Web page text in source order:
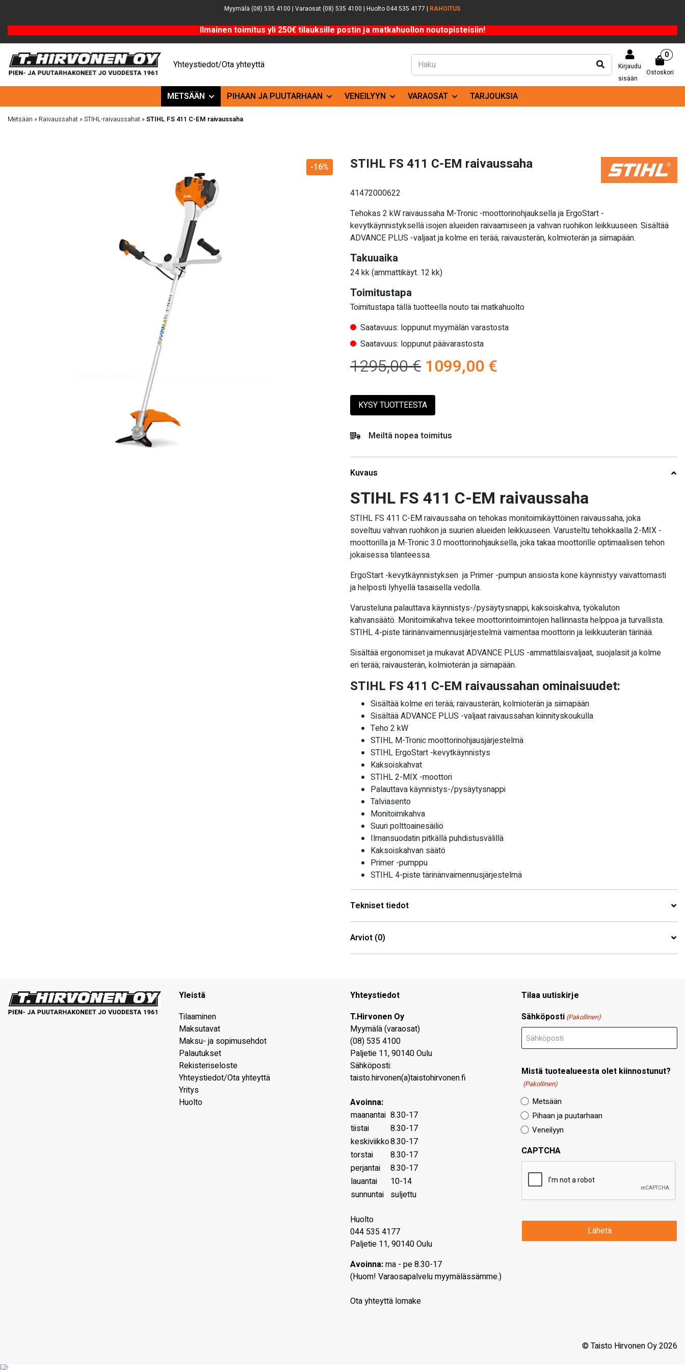
Myymälä (08) 535 4100 | Varaosat (08) 535 4100 | Huolto 044 535 4177 | RAHOITUS
Ilmainen toimitus yli 250€ tilauksille postin ja matkahuollon noutopisteisiin!
Yhteystiedot/Ota yhteyttä
Kirjaudu
sisään
Ostoskori
0
METSÄÄN PIHAAN JA PUUTARHAAN VENEILYYN VARAOSAT TARJOUKSIA
Metsään » Raivaussahat »STIHL-raivaussahat »STIHL FS 411 C-EM raivaussaha
-16% STIHL FS 411 C-EM raivaussaha
41472000622
Tehokas 2 kW raivaussaha M-Tronic -moottorinohjauksella ja ErgoStart -
kevytkäynnistyksellä isojen alueiden raivaamiseen ja vahvan ruohikon leikkuuseen. Sisältää
ADVANCE PLUS -valjaat ja kolme eri terää; raivausterän, kolmioterän ja siimapään.
Takuuaika
24 kk (ammattikäyt. 12 kk)
Toimitustapa
Toimitustapa tällä tuotteella nouto tai matkahuolto
Saatavuus: loppunut myymälän varastosta
Saatavuus: loppunut päävarastosta
1295,00€ Alkuperäinen
hinta
oli:
1295,00 €.
1099,00 €
KYSY TUOTTEESTA
Meiltä nopea toimitus
Kuvaus
STIHL FS 411 C-EM raivaussaha
STIHL FS 411 C-EM raivaussaha on tehokas monitoimikäyttöinen raivaussaha, joka
soveltuu vahvan ruohikon ja suurien alueiden leikkuuseen. Varusteltu tehokkaalla 2-MIX -
moottorilla ja M-Tronic 3.0 moottorinohjauksella, joka takaa moottorille optimaalisen tehon
jokaisessa tilanteessa.
ErgoStart -kevytkäynnistyksen ja Primer -pumpun ansiosta kone käynnistyy vaivattomasti
ja helposti lyhyellä tasaisella vedolla.
Varusteluna palauttava käynnistys-/pysäytysnappi, kaksoiskahva, työkaluton
kahvansäätö. Monitoimikahva tekee moottorintoimintojen hallinnasta helppoa ja turvallista.
STIHL 4-piste tärinänvaimennusjärjestelmä vaimentaa moottorin ja leikkuuterän tärinää.
Sisältää ergonomiset ja mukavat ADVANCE PLUS -ammattilaisvaljaat, suojalasit ja kolme
eri terää; raivausterän, kolmioterän ja siimapään.
STIHL FS 411 C-EM raivaussahan ominaisuudet:
Sisältää kolme eri terää; raivausterän, kolmioterän ja siimapään
Sisältää ADVANCE PLUS -valjaat raivaussahan kiinnityskoukulla
Teho 2 kW
STIHL M-Tronic moottorinohjausjärjestelmä
STIHL ErgoStart -kevytkäynnistys
Kaksoiskahvat
STIHL 2-MIX -moottori
Palauttava käynnistys-/pysäytysnappi
Talviasento
Monitoimikahva
Suuri polttoainesäiliö
Ilmansuodatin pitkällä puhdistusvälillä
Kaksoiskahvan säätö
Primer -pumppu
STIHL 4-piste tärinänvaimennusjärjestelmä
Tekniset tiedot
Arviot (0)
Yleistä
Tilaaminen
Maksutavat
Maksu- ja sopimusehdot
Palautukset
Rekisteriseloste
Yhteystiedot/Ota yhteyttä
Yritys
Huolto
Yhteystiedot
T.Hirvonen Oy
Myymälä (varaosat)
(08) 535 4100
Paljetie 11,90140Oulu
Sähköposti:
taisto.hirvonen(a)taistohirvonen.fi
Avoinna:
maanantai 8.30-17
tiistai
8.30-17
keskiviikko8.30-17
torstai
8.30-17
perjantai
8.30-17
lauantai
10-14
sunnuntai suljettu
Huolto
044 535 4177
Paljetie 11, 90140 Oulu
Avoinna:ma - pe 8.30-17
(Huom! Varaosapalvelu myymälässämme.)
Ota yhteyttä lomake
Tilaa uutiskirje
Sähköposti (Pakollinen)
Mistä tuotealueesta olet kiinnostunut?
(Pakollinen)
Metsään
Pihaan ja puutarhaan
Veneilyyn
CAPTCHA
© Taisto Hirvonen Oy 2026